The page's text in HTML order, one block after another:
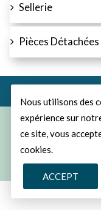
Sellerie
Pièces Détachées
© Copyright
Nous utilisons des
expérience sur
ce site, vous
cookies.
ACCEPT